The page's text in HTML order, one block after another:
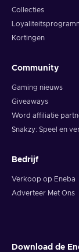
Collecties
Kortingen
Community
Gaming nieuws
Giveaways
Word affiliatie
Snakzy: Speel en
Bedrijf
Verkoop op Eneba
Adverteer Met Ons
Download de